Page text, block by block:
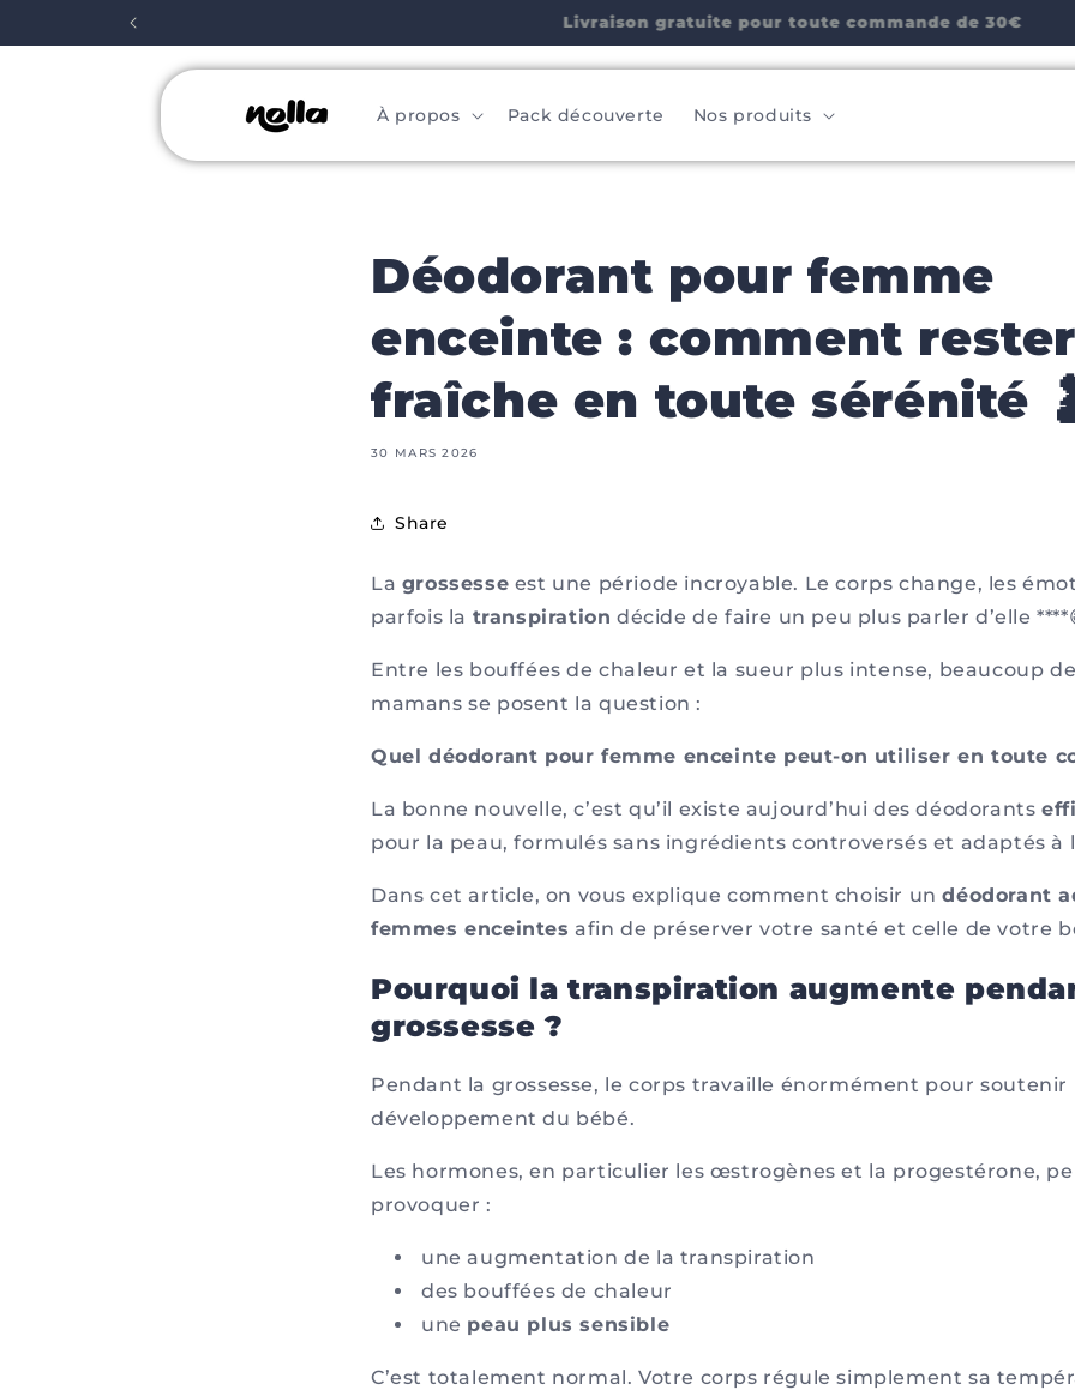
au
Porte-savon GRATUIT à l'achat de 2 SAVONS 🥳
À propos Pack découverte Nos produits
Déodorant pour femme
enceinte : comment rester
fraîche en toute sérénité
30 MARS 2026
Share
La grossesse est une période incroyable. Le corps change, les
parfois la transpiration décide de faire un peu plus parler d’elle
Entre les bouffées de chaleur et la sueur plus intense, beaucoup
mamans se posent la question :
Quel déodorant pour femme enceinte peut-on utiliser en toute
La bonne nouvelle, c’est qu’il existe aujourd’hui des déodorants
pour la peau, formulés sans ingrédients controversés et adaptés à
Dans cet article, on vous explique comment choisir undéodorant
femmes enceintes afin de préserver votre santé et celle de votre
Pourquoi la transpiration augmente
grossesse ?
Pendant la grossesse, le corps travaille énormément pour soutenir
développement du bébé.
Les hormones, en particulier les œstrogènes et la progestérone,
provoquer :
une augmentation de la transpiration
des bouffées de chaleur
une peau plus sensible
C’est totalement normal. Votre corps régule simplement sa